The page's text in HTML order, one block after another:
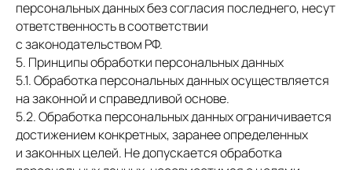
персональных данных без согласия последнего, несут
ответственность в соответствии
с законодательством РФ.
5. Принципы обработки персональных данных
5.1. Обработка персональных данных осуществляется
на законной и справедливой основе.
5.2. Обработка персональных данных ограничивается
достижением конкретных, заранее определенных
и законных целей. Не допускается обработка